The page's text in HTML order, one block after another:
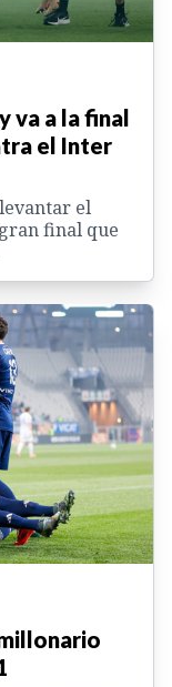
va a la final
el Inter
el
final que